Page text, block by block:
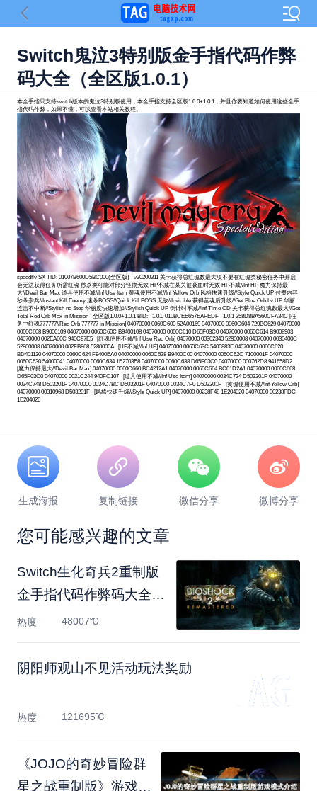
Switch鬼泣3特别版金手指代码作弊
码大全（全区版1.0.1）
本金手指只支持switch版本的鬼泣3特别版使用，本金手指支持全区版1.0.0+1.0.1，并且你要知道如何使用这些金手
指代码作弊，如果不懂，可以查看本站相关教程。
speedfly SX TID: 01007B600D5BC000(全区版) v20200311 关卡获得总红魂数最大项不要在红魂类秘密任务中开启
会无法获得任务所需红魂 秒杀类可能对部分怪物无效 HP不减在某关被吸血时无效 HP不减//Inf HP 魔力保持最
大//Devil Bar Max 道具使用不减//Inf Use Item 黄魂使用不减//Inf Yellow Orb 风格快速升级//Style Quick UP 付费内容
秒杀杂兵//Instant Kill Enemy 速杀BOSS//Quick Kill BOSS 无敌//Invicible 获得蓝魂后升级//Get Blue Orb Lv UP 华丽
连击不中断//Stylish no Stop 华丽度快速增加//Stylish Quick UP 倒计时不减//Inf Time CD 关卡获得总红魂数最大//Get
Total Red Orb Max in Mission 全区版1.0.0+1.0.1 BID: 1.0.0 010BCEE657EAFEDF 1.0.1 258D8BA560CFA34C [任
务中红魂777777//Red Orb 777777 in Mission] 04070000 0060C600 52A00169 04070000 0060C604 729BC629 04070000
0060C608 B9000109 04070000 0060C60C B9400108 04070000 0060C610 D65F03C0 04070000 0060C614 B9008903
04070000 002EA66C 940C87E5 [红魂使用不减//Inf Use Red Orb] 04070000 00302340 52800008 04070000 0030400C
52800008 04070000 002FB868 5280000A [HP不减//Inf HP] 04070000 0060C63C 5400883E 04070000 0060C620
BD401120 04070000 0060C624 F9400EA0 04070000 0060C628 B9400C00 04070000 0060C62C 7100001F 04070000
0060C630 54000041 04070000 0060C634 1E2703E8 04070000 0060C638 D65F03C0 04070000 000762D8 941658D2
[魔力保持最大//Devil Bar Max] 04070000 0060C660 BC4212A1 04070000 0060C664 BC01D2A1 04070000 0060C668
D65F03C0 04070000 0021C244 940FC107 [道具使用不减//Inf Use Item] 04070000 0034C724 D503201F 04070000
0034C748 D503201F 04070000 0034C7BC D503201F 04070000 0034C7F0 D503201F [黄魂使用不减//Inf Yellow Orb]
04070000 00310968 D503201F [风格快速升级//Style Quick UP] 04070000 00238F48 1E204020 04070000 00238FDC
1E204020
生成海报 复制链接 微信分享 微博分享
您可能感兴趣的文章
Switch生化奇兵2重制版
金手指代码作弊码大全
（美
热度 48007℃
阴阳师观山不见活动玩法奖励
热度 121695℃
《JOJO的奇妙冒险群
星之战重制版》游戏模